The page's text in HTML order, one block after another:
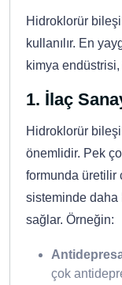
Hidroklorür
kullanılır. En
kimya endüstrisi,
1. İlaç
Hidroklorür
önemlidir. Pek
formunda üretilir
sisteminde daha
sağlar. Örneğin:
çok